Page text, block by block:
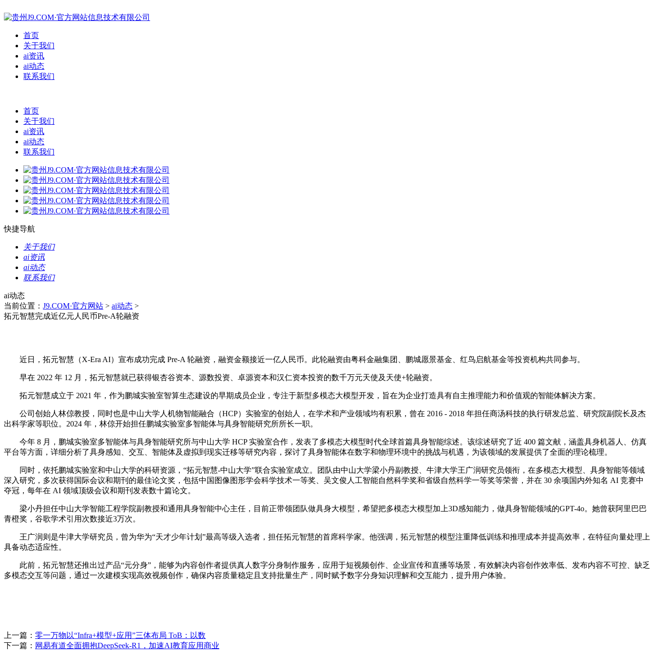
首页
关于我们
ai资讯
ai动态
联系我们
首页
关于我们
ai资讯
ai动态
联系我们
快捷导航
关于我们
ai资讯
ai动态
联系我们
ai动态
当前位置： J9.COM·官方网站 > ai动态 >
拓元智慧完成近亿元人民币Pre-A轮融资
近日，拓元智慧（X-Era AI）宣布成功完成 Pre-A 轮融资，融资金额接近一亿人民币。此轮融资由粤科金融集团、鹏城愿景基金、红鸟启航基金等投资机构共同参与。
早在 2022 年 12 月，拓元智慧就已获得银杏谷资本、源数投资、卓源资本和汉仁资本投资的数千万元天使及天使+轮融资。
拓元智慧成立于 2021 年，作为鹏城实验室智算生态建设的早期成员企业，专注于新型多模态大模型开发，旨在为企业打造具有自主推理能力和价值观的智能体解决方案。
公司创始人林倞教授，同时也是中山大学人机物智能融合（HCP）实验室的创始人，在学术和产业领域均有积累，曾在 2016 - 2018 年担任商汤科技的执行研发总监、研究院副院长及杰
出科学家等职位。2024 年，林倞开始担任鹏城实验室多智能体与具身智能研究所所长一职。
今年 8 月，鹏城实验室多智能体与具身智能研究所与中山大学 HCP 实验室合作，发表了多模态大模型时代全球首篇具身智能综述。该综述研究了近 400 篇文献，涵盖具身机器人、仿真
平台等方面，详细分析了具身感知、交互、智能体及虚拟到现实迁移等研究内容，探讨了具身智能体在数字和物理环境中的挑战与机遇，为该领域的发展提供了全面的理论梳理。
同时，依托鹏城实验室和中山大学的科研资源，“拓元智慧-中山大学”联合实验室成立。团队由中山大学梁小丹副教授、牛津大学王广润研究员领衔，在多模态大模型、具身智能等领域
深入研究，多次获得国际会议和期刊的最佳论文奖，包括中国图像图形学会科学技术一等奖、吴文俊人工智能自然科学奖和省级自然科学一等奖等荣誉，并在 30 余项国内外知名 AI 竞赛中
夺冠，每年在 AI 领域顶级会议和期刊发表数十篇论文。
梁小丹担任中山大学智能工程学院副教授和通用具身智能中心主任，目前正带领团队做具身大模型，希望把多模态大模型加上3D感知能力，做具身智能领域的GPT-4o。她曾获阿里巴巴
青橙奖，谷歌学术引用次数接近3万次。
王广润则是牛津大学研究员，曾为华为“天才少年计划”最高等级入选者，担任拓元智慧的首席科学家。他强调，拓元智慧的模型注重降低训练和推理成本并提高效率，在特征向量处理上
具备动态适应性。
此前，拓元智慧还推出过产品“元分身”，能够为内容创作者提供真人数字分身制作服务，应用于短视频创作、企业宣传和直播等场景，有效解决内容创作效率低、发布内容不可控、缺乏
多模态交互等问题，通过一次建模实现高效视频创作，确保内容质量稳定且支持批量生产，同时赋予数字分身知识理解和交互能力，提升用户体验。
上一篇： 零一万物以“Infra+模型+应用”三体布局 ToB：以数
下一篇： 网易有道全面拥抱DeepSeek-R1，加速AI教育应用商业